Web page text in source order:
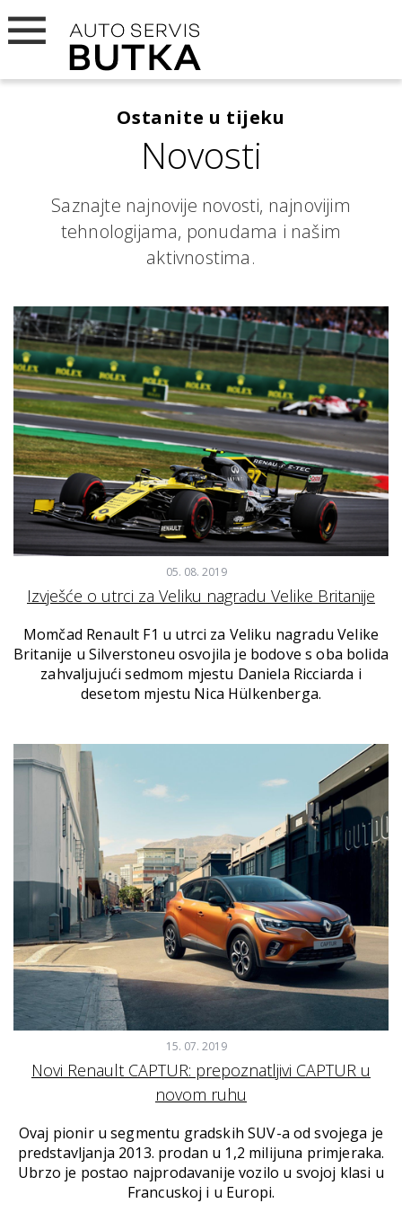
Novosti
Ostanite u tijeku
Saznajte najnovije novosti, najnovijim
tehnologijama, ponudama i našim
aktivnostima.
05. 08. 2019
Izvješće o utrci za Veliku nagradu Velike Britanije
Momčad Renault F1 u utrci za Veliku nagradu Velike
Britanije u Silverstoneu osvojila je bodove s oba bolida
zahvaljujući sedmom mjestu Daniela Ricciarda i
desetom mjestu Nica Hülkenberga.
15. 07. 2019
Novi Renault CAPTUR: prepoznatljivi CAPTUR u
novom ruhu
Ovaj pionir u segmentu gradskih SUV-a od svojega je
predstavljanja 2013. prodan u 1,2 milijuna primjeraka.
Ubrzo je postao najprodavanije vozilo u svojoj klasi u
Francuskoj i u Europi.